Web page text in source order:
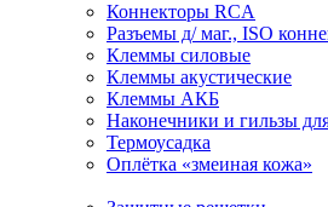
Коннекторы RCA
Разъемы д/ маг., ISO
Клеммы силовые
Клеммы акустические
Клеммы АКБ
Наконечники и гильзы
Термоусадка
Оплётка «змеиная кожа»